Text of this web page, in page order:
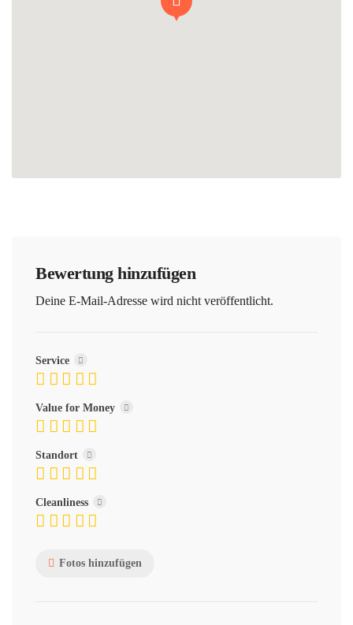
Bewertung hinzufügen
Deine E-Mail-Adresse wird nicht veröffentlicht.
Service
Value for Money
Standort
Cleanliness
Fotos hinzufügen